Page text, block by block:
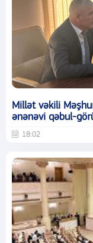
Millət vəkili
ənənəvi qəbul-
18:02